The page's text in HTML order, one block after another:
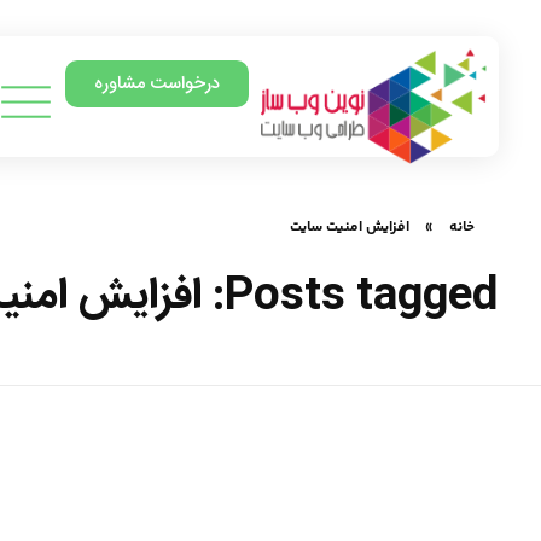
درخواست مشاوره
خانه » افزایش امنیت سایت
Posts tagged: افزایش امنیت سایت